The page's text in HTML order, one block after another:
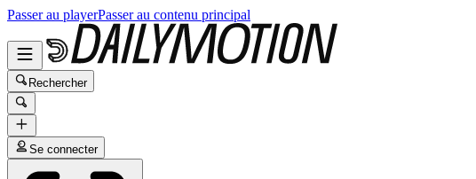
Passer au playerPasser au contenu principal
Rechercher
Se connecter